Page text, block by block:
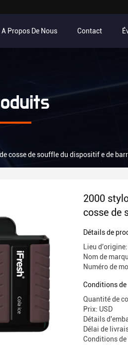
A Propos De Nous Contact
cosse de souffle du dispositif e de
2000
cosse de
cigarette
Détails de
Lieu
Nom de
Numéro de
Conditions
Quantité de
Prix: USD
Détails
Délai de
Conditions de